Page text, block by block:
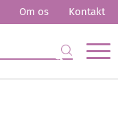
Om os Kontakt